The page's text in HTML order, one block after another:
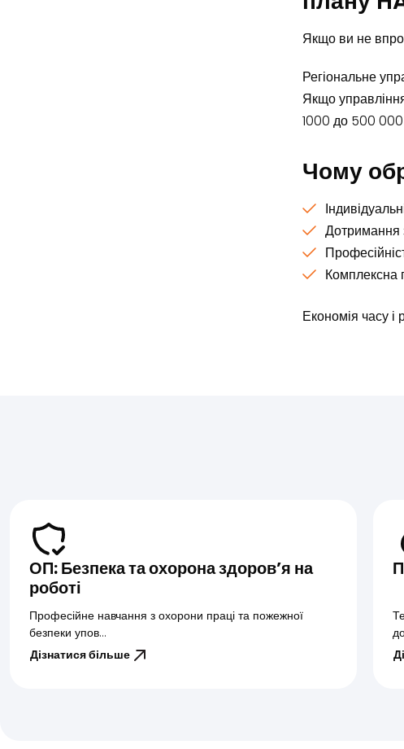
Якщо ви не
Регіональне
Якщо
1000 до 500
Чому
Дотримання
Комплексна
Економія часу і
ОП: Безпека та охорона здоров’я на
роботі
Професійне навчання з охорони праці та пожежної
безпеки упов...
Дізнатися більше